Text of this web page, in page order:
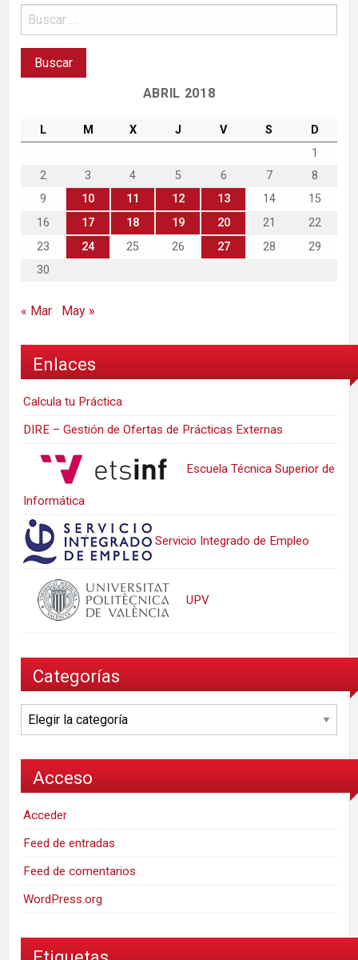
ABRIL 2018
L M X J V S
D
1
2
3 4 5 6 7
8
9
10 11 12 13 14
15
16
17 18 19 20 21
22
23
24 25 26 27 28
29
30
« Mar May »
Enlaces
Calcula tu Práctica
DIRE – Gestión de Ofertas de Prácticas Externas
Escuela Técnica Superior de
Informática
Servicio Integrado de Empleo
UPV
Categorías
Categorías
Acceso
Acceder
Feed de entradas
Feed de comentarios
WordPress.org